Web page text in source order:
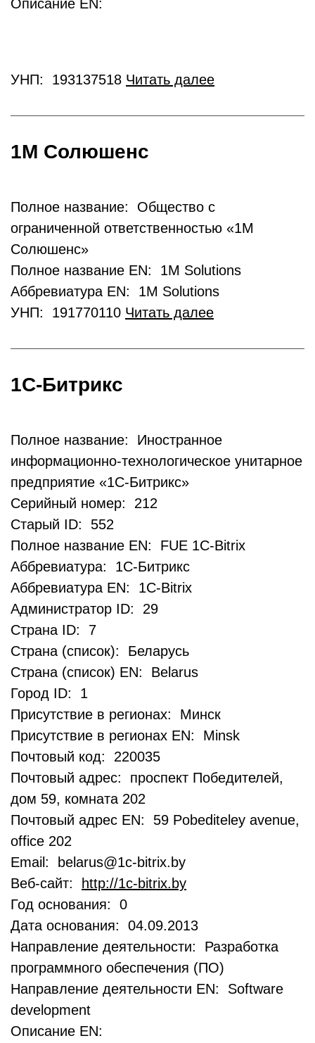
Описание EN:
УНП: 193137518 Читать далее
1М Солюшенс
Полное название: Общество с
ограниченной ответственностью «1М
Солюшенс»
Полное название EN: 1M Solutions
Аббревиатура EN: 1M Solutions
УНП: 191770110 Читать далее
1С-Битрикс
Полное название: Иностранное
информационно-технологическое унитарное
предприятие «1С-Битрикс»
Серийный номер: 212
Старый ID: 552
Полное название EN: FUE 1C-Bitrix
Аббревиатура: 1С-Битрикс
Аббревиатура EN: 1C-Bitrix
Администратор ID: 29
Страна ID: 7
Страна (список): Беларусь
Страна (список) EN: Belarus
Город ID: 1
Присутствие в регионах: Минск
Присутствие в регионах EN: Minsk
Почтовый код: 220035
Почтовый адрес: проспект Победителей,
дом 59, комната 202
Почтовый адрес EN: 59 Pobediteley avenue,
office 202
Email: belarus@1c-bitrix.by
Веб-сайт:
http://1c-bitrix.by
Год основания: 0
Дата основания: 04.09.2013
Направление деятельности: Разработка
программного обеспечения (ПО)
Направление деятельности EN: Software
development
Описание EN: